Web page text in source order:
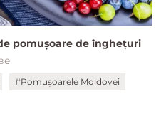
pomușoare de înghețuri
#Pomușoarele Moldovei